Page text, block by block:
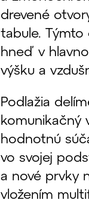
drevené
tabule.
hneď v
výšku a
Podlažia
komunikačný
hodnotnú
vo svojej
a nové prvky
vložením